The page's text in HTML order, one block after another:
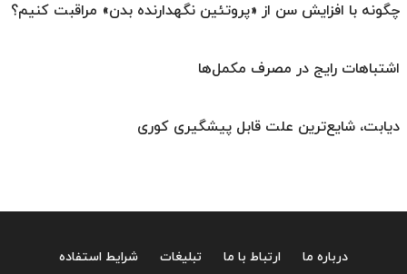
چگونه با افزایش سن از «پروتئین نگهدارنده بدن» مراقبت کنیم؟
اشتباهات رایج در مصرف مکمل‌ها
دیابت، شایع‌ترین علت قابل پیشگیری کوری
درباره ما ارتباط با ما تبلیغات
شرایط استفاده